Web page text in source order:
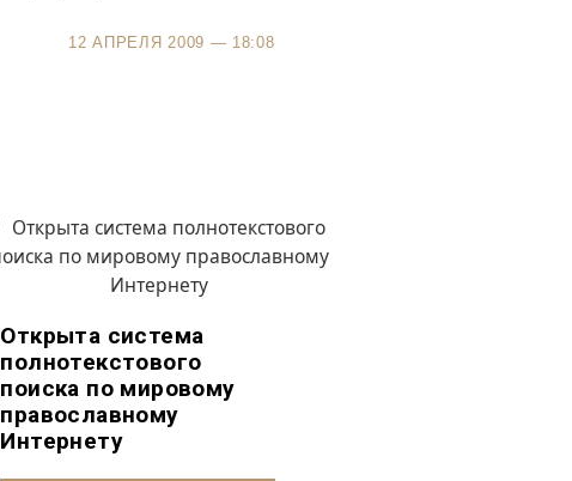
12 АПРЕЛЯ 2009 — 18:08
Открыта система
полнотекстового
поиска по мировому
православному
Интернету